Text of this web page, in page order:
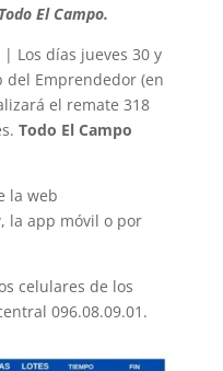
El Campo.
| Los días jueves 30 y
Emprendedor (en
el remate 318
Todo El Campo
la web
, la app móvil o por
celulares de los
096.08.09.01.